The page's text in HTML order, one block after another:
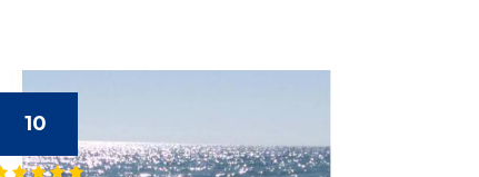
10